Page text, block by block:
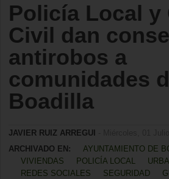
Policía Local y
Civil dan
antirobos a
comunidades
Boadilla
JAVIER RUIZ ARREGUI
ARCHIVADO EN:
AYUNTAMIENTO DE
VIVIENDAS
POLICÍA LOCAL
REDES SOCIALES
SEGURIDAD